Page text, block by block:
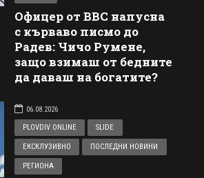
Офицер от ВВС напусна
с кърваво писмо до
Радев: Чичо Румене,
защо взимаш от бедните
да даваш на богатите?
06.08.2026
PLOVDIV ONLINE
SLIDE
ЕКСКЛУЗИВНО ПОСЛЕДНИ НОВИНИ
РЕГИОНА